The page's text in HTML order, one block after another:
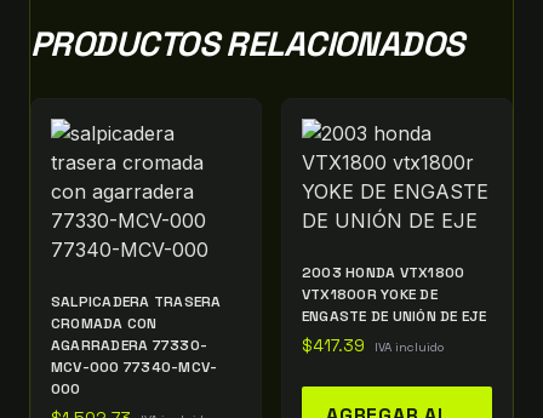
PRODUCTOS RELACIONADOS
SALPICADERA TRASERA
CROMADA CON
AGARRADERA 77330-
MCV-000 77340-MCV-
000
2003 HONDA VTX1800
VTX1800R YOKE DE
ENGASTE DE UNIÓN DE EJE
$417.39 IVA incluido